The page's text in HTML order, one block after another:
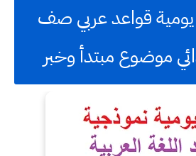
قواعد عربي صف
موضوع مبتدأ وخبر